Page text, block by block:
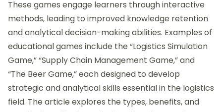
These games engage learners through interactive
methods, leading to improved knowledge retention
and analytical decision-making abilities. Examples of
educational games include the “Logistics Simulation
Game,” “Supply Chain Management Game,” and
“The Beer Game,” each designed to develop
strategic and analytical skills essential in the logistics
field. The article explores the types, benefits, and